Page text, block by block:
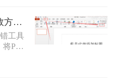
以便
怎么
种将
轻松
电脑端PDF转PPT：3种高效方法的操作步骤和格式保留设置！
工具
PDF
高频
入“转